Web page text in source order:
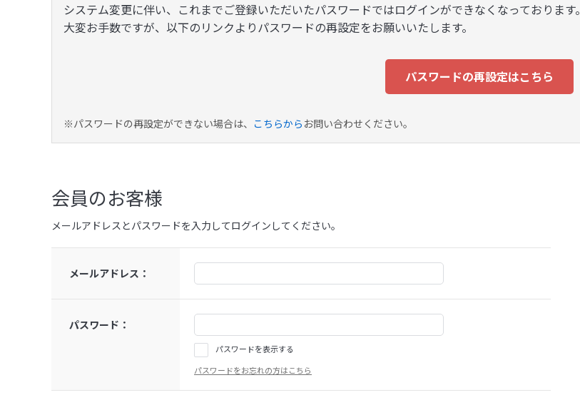
システム変更に伴い、これまでご登録いただいたパスワードではログインができなくなっております。
大変お手数ですが、以下のリンクよりパスワードの再設定をお願いいたします。
パスワードの再設定はこちら
※パスワードの再設定ができない場合は、 こちらから お問い合わせください。
会員のお客様
メールアドレスとパスワードを入力してログインしてください。
メールアドレス：
パスワード：
パスワードを表示する
パスワードをお忘れの方はこちら